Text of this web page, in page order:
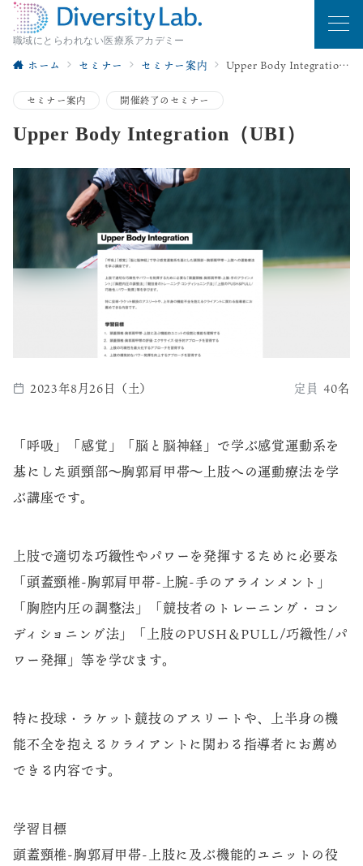
職域にとらわれない医療系アカデミー
ホーム セミナー セミナー案内 Upper Body Integration（UBI）
セミナー案内 開催終了のセミナー
Upper Body Integration（UBI）
2023年8月26日（土） 定員 40名
「呼吸」「感覚」「脳と脳神経」で学ぶ感覚運動系を
基にした頭頸部～胸郭肩甲帯～上肢への運動療法を学
ぶ講座です。
上肢で適切な巧緻性やパワーを発揮するために必要な
「頭蓋頸椎-胸郭肩甲帯-上腕-手のアラインメント」
「胸腔内圧の調整法」「競技者のトレーニング・コン
ディショニング法」「上肢のPUSH＆PULL/巧緻性/パ
ワー発揮」等を学びます。
特に投球・ラケット競技のアスリートや、上半身の機
能不全を抱えるクライアントに関わる指導者にお薦め
できる内容です。
学習目標
頭蓋頸椎-胸郭肩甲帯-上肢に及ぶ機能的ユニットの役